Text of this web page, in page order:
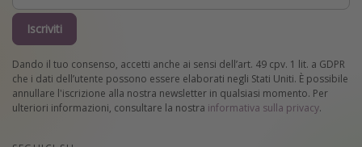
Iscriviti
Dando il tuo consenso, accetti anche ai sensi dell’art. 49 cpv. 1 lit. a GDPR
che i dati dell’utente possono essere elaborati negli Stati Uniti. È possibile
annullare l'iscrizione alla nostra newsletter in qualsiasi momento. Per
ulteriori informazioni, consultare la nostra informativa sulla privacy.